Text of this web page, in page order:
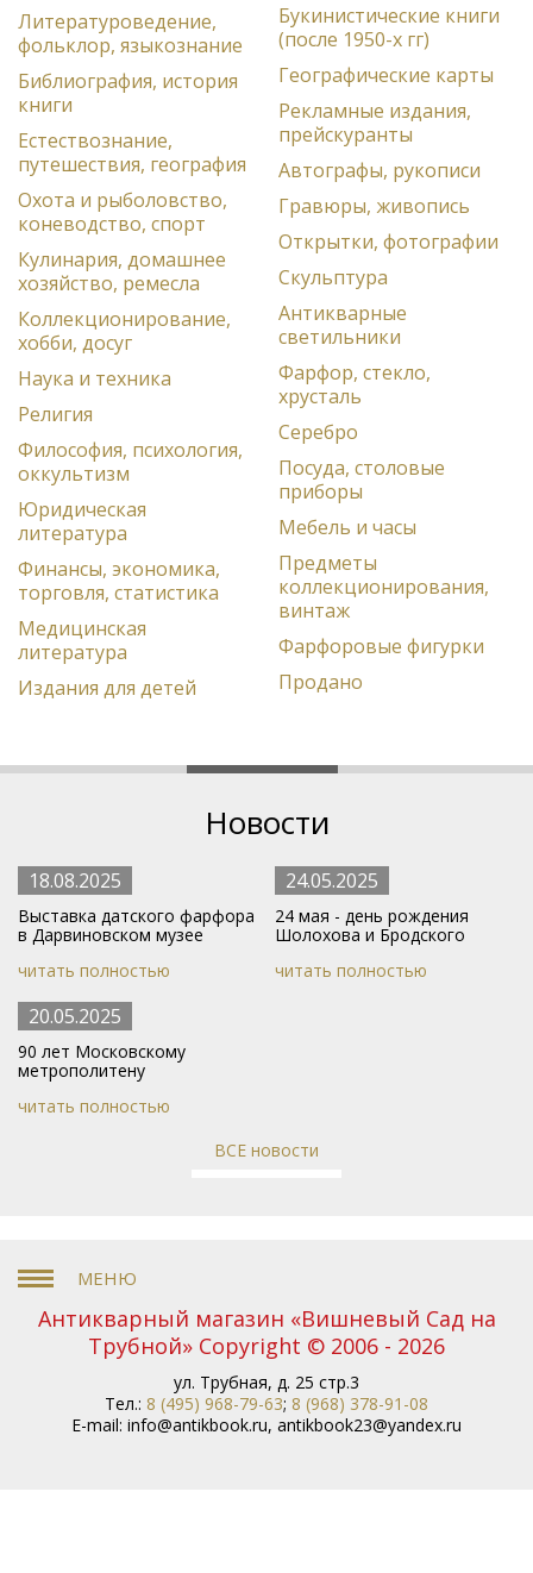
Литературоведение,
фольклор, языкознание
Библиография, история
книги
Естествознание,
путешествия, география
Охота и рыболовство,
коневодство, спорт
Кулинария, домашнее
хозяйство, ремесла
Коллекционирование,
хобби, досуг
Наука и техника
Религия
Философия, психология,
оккультизм
Юридическая
литература
Финансы, экономика,
торговля, статистика
Медицинская
литература
Издания для детей
Букинистические книги
(после 1950-х гг)
Географические карты
Рекламные издания,
прейскуранты
Автографы, рукописи
Гравюры, живопись
Открытки, фотографии
Скульптура
Антикварные
светильники
Фарфор, стекло,
хрусталь
Серебро
Посуда, столовые
приборы
Мебель и часы
Предметы
коллекционирования,
винтаж
Фарфоровые фигурки
Продано
Новости
18.08.2025
Выставка датского фарфора
в Дарвиновском музее
читать полностью
24.05.2025
24 мая - день рождения
Шолохова и Бродского
читать полностью
20.05.2025
90 лет Московскому
метрополитену
читать полностью
ВСЕ новости
Антикварный магазин «Вишневый Сад на
Трубной» Copyright © 2006 - 2026
ул. Трубная, д. 25 стр.3
Тел.: 8 (495) 968-79-63; 8 (968) 378-91-08
E-mail: info@antikbook.ru, antikbook23@yandex.ru